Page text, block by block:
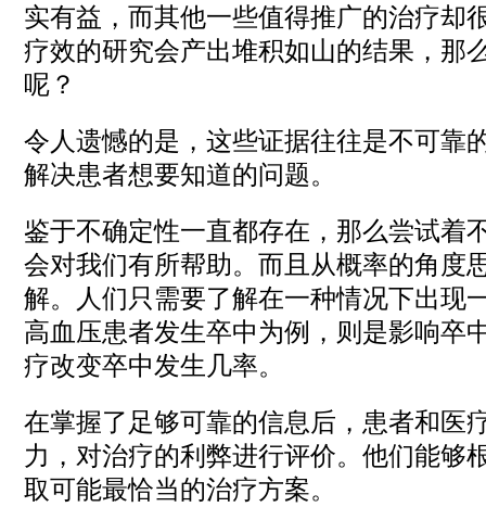
实有益，而其他一些值得推广的治疗却
疗效的研究会产出堆积如山的结果，那
呢？
令人遗憾的是，这些证据往往是不可靠
解决患者想要知道的问题。
鉴于不确定性一直都存在，那么尝试着
会对我们有所帮助。而且从概率的角度
解。人们只需要了解在一种情况下出现
高血压患者发生卒中为例，则是影响卒
疗改变卒中发生几率。
在掌握了足够可靠的信息后，患者和医
力，对治疗的利弊进行评价。他们能够
取可能最恰当的治疗方案。